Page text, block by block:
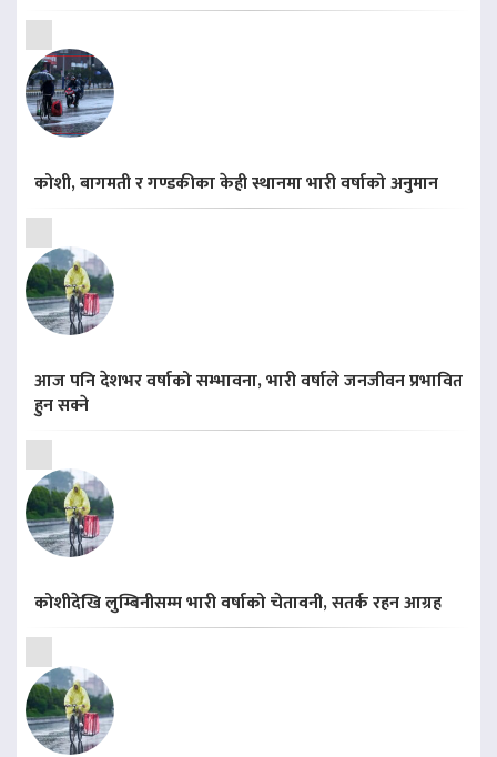
कोशी, बागमती र गण्डकीका केही स्थानमा भारी वर्षाको अनुमान
आज पनि देशभर वर्षाको सम्भावना, भारी वर्षाले जनजीवन प्रभावित
हुन सक्ने
कोशीदेखि लुम्बिनीसम्म भारी वर्षाको चेतावनी, सतर्क रहन आग्रह